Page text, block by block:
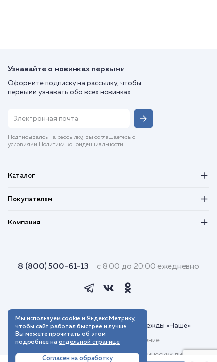
Узнавайте о новинках первыми
Оформите подписку на рассылку, чтобы
первыми узнавать обо всех новинках
Подписываясь на рассылку, вы соглашаетесь с
условиями Политики конфиденциальности
Каталог
Покупателям
Компания
8 (800) 500-61-13 с 8:00 до 20:00 ежедневно
© 2018–2026. Интернет-магазин одежды «Наше»
Пользовательское соглашение
Договор присоединения для юридических лиц
Мы используем cookie и Яндекс Метрику,
чтобы сайт работал быстрее и лучше.
Вы можете прочитать об этом
подробнее на отдельной странице
Согласен на обработку